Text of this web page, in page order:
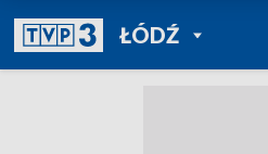
ŁÓDŹPOWRÓT DO
TVP REGIONY